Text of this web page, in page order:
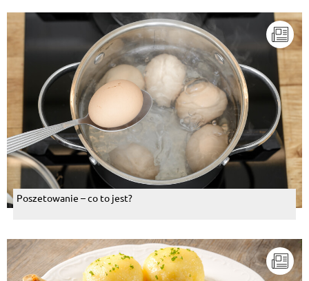
Poszetowanie – co to jest?